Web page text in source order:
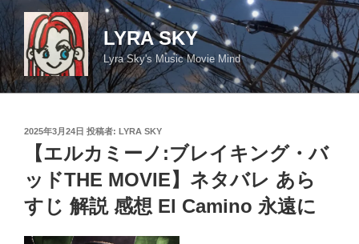
コ
ン
テ
ン
ツ
LYRA SKY
Lyra Sky's Music Movie Mind
投
2025年3月24日 投稿者: LYRA SKY
【エルカミーノ:ブレイキング・バ
ッドTHE MOVIE】ネタバレ あら
すじ 解説 感想 El Camino 永遠に